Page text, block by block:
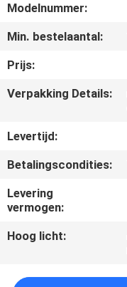
NEEM
CONTACT
MET
ONS
NIEUWS
VRAAG
EEN
Modelnummer:
Min. bestelaantal:
Prijs:
Verpakking Details:
Levertijd:
Betalingscondities:
Levering
vermogen:
Hoog licht: